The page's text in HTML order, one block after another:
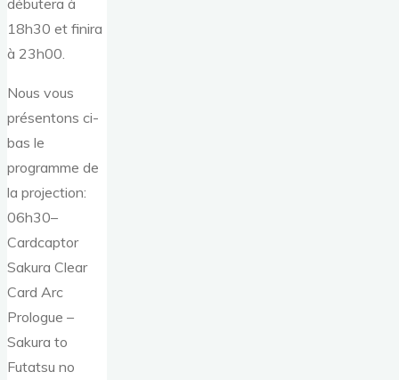
débutera à
18h30 et finira
à 23h00.
Nous vous
présentons ci-
bas le
programme de
la projection:
06h30–
Cardcaptor
Sakura Clear
Card Arc
Prologue –
Sakura to
Futatsu no